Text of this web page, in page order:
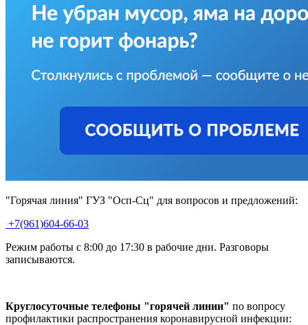
"Горячая линия" ГУЗ "Осп-Сц" для вопросов и предложений:
+7(961)604-66-03
Режим работы с 8:00 до 17:30 в рабочие дни. Разговоры
записываются.
Круглосуточные телефоны "горячей линии" по вопросу
профилактики распространения коронавирусной инфекции: